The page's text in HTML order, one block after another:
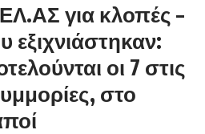
για κλοπές –
εξιχνιάστηκαν:
οι 7 στις
στο